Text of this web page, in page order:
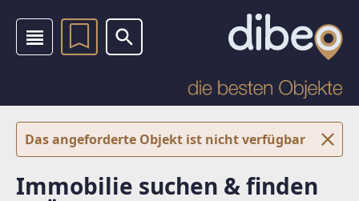
Das angeforderte Objekt ist nicht verfügbar
Immobilie suchen & finden